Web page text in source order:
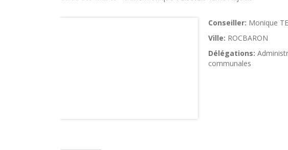
Conseiller: Monique
Ville: ROCBARON
Délégations:
communales